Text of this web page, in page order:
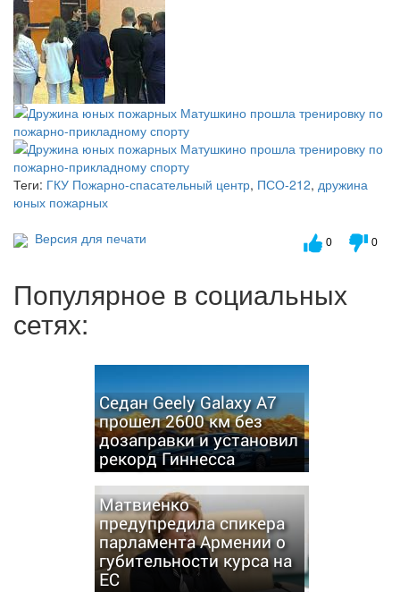
Теги: ГКУ Пожарно-спасательный центр, ПСО-212, дружина
юных пожарных
Версия для печати
0 0
Популярное в социальных
сетях:
Седан Geely Galaxy A7
прошел 2600 км без
дозаправки и установил
рекорд Гиннесса
Матвиенко
предупредила спикера
парламента Армении о
губительности курса на
ЕС